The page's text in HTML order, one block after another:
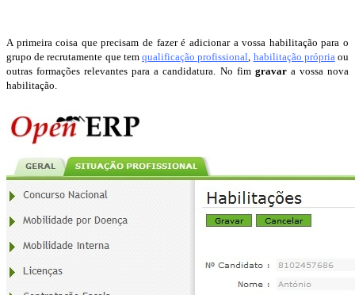
A primeira coisa que precisam de fazer é adicionar a vossa habilitação para o
grupo de recrutamente que temqualificação profissional, habilitação própriaou
outras formações relevantes para a candidatura. No fim gravara vossa nova
habilitação.